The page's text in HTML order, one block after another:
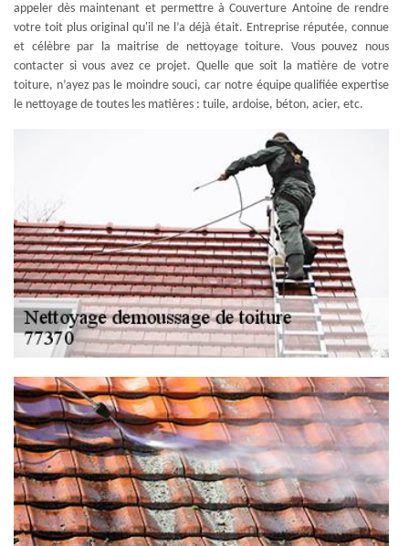
appeler dès maintenant et permettre à Couverture Antoine de rendre
votre toit plus original qu'il ne l’a déjà était. Entreprise réputée, connue
et célèbre par la maitrise de nettoyage toiture. Vous pouvez nous
contacter si vous avez ce projet. Quelle que soit la matière de votre
toiture, n’ayez pas le moindre souci, car notre équipe qualifiée expertise
le nettoyage de toutes les matières : tuile, ardoise, béton, acier, etc.